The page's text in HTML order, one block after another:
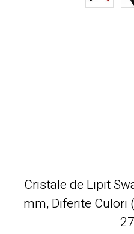
Cristale de Lipit
mm, Diferite Culori